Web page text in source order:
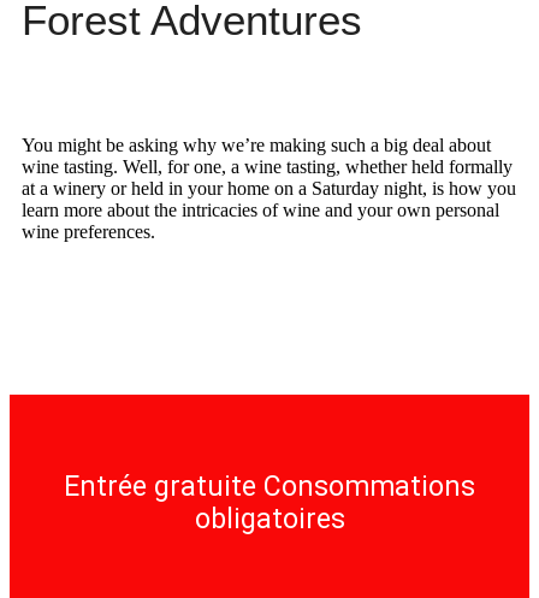
Forest Adventures
You might be asking why we’re making such a big deal about
wine tasting. Well, for one, a wine tasting, whether held formally
at a winery or held in your home on a Saturday night, is how you
learn more about the intricacies of wine and your own personal
wine preferences.
Entrée gratuite Consommations
obligatoires